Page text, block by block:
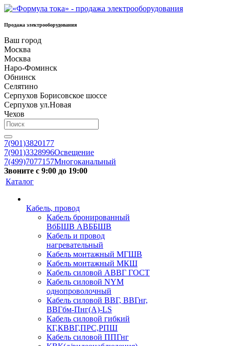
Продажа электрооборудования
Ваш город
Москва
Москва
Наро-Фоминск
Обнинск
Селятино
Серпухов Борисовское шоссе
Серпухов ул.Новая
Чехов
7(901)3820177
7(901)3328996Освещение
7(499)7077157Многоканальный
Звоните с 9:00 до 19:00
Каталог
Кабель, провод
Кабель бронированный
ВбБШВ АВББШВ
Кабель и провод
нагревательный
Кабель монтажный МГШВ
Кабель монтажный МКШ
Кабель силовой АВВГ ГОСТ
Кабель силовой NYM
однопроволочный
Кабель силовой ВВГ, ВВГнг,
ВВГбм-Пнг(А)-LS
Кабель силовой гибкий
КГ,КВВГ,ПРС,РПШ
Кабель силовой ППГнг